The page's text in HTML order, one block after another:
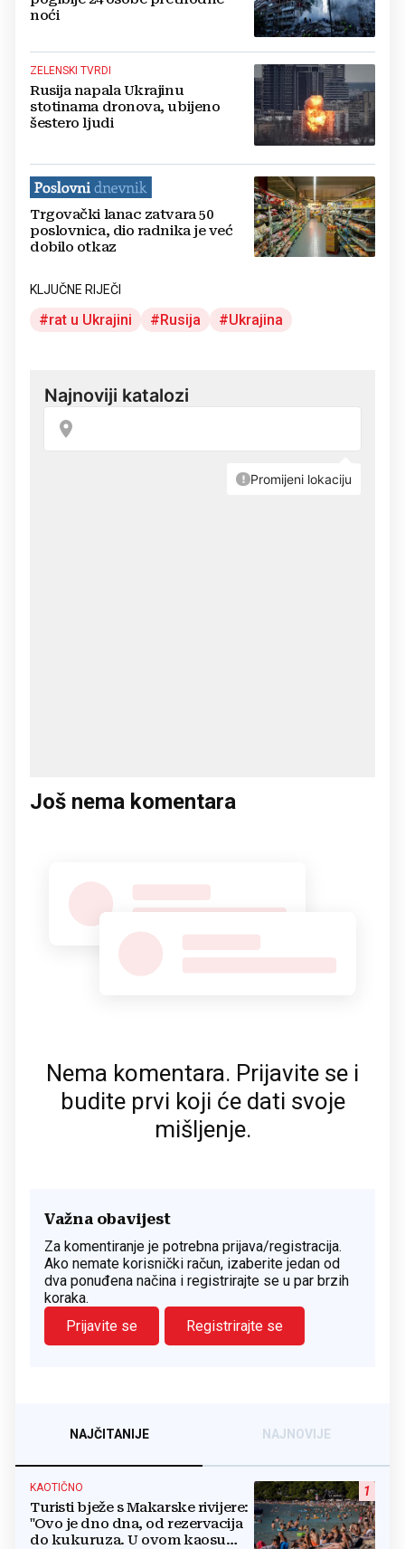
noći
ZELENSKI TVRDI
Rusija napala Ukrajinu
stotinama dronova, ubijeno
šestero ljudi
Trgovački lanac zatvara 50
poslovnica, dio radnika je već
dobilo otkaz
KLJUČNE RIJEČI
rat u Ukrajini Rusija Ukrajina
Još nema komentara
Nema komentara. Prijavite se i
budite prvi koji će dati svoje
mišljenje.
Važna obavijest
Za komentiranje je potrebna prijava/registracija.
Ako nemate korisnički račun, izaberite jedan od
dva ponuđena načina i registrirajte se u par brzih
koraka.
Prijavite se
Registrirajte se
NAJČITANIJE NAJNOVIJE
1
KAOTIČNO
Turisti bježe s Makarske rivijere:
"Ovo je dno dna, od rezervacija
do kukuruza. U ovom kaosu